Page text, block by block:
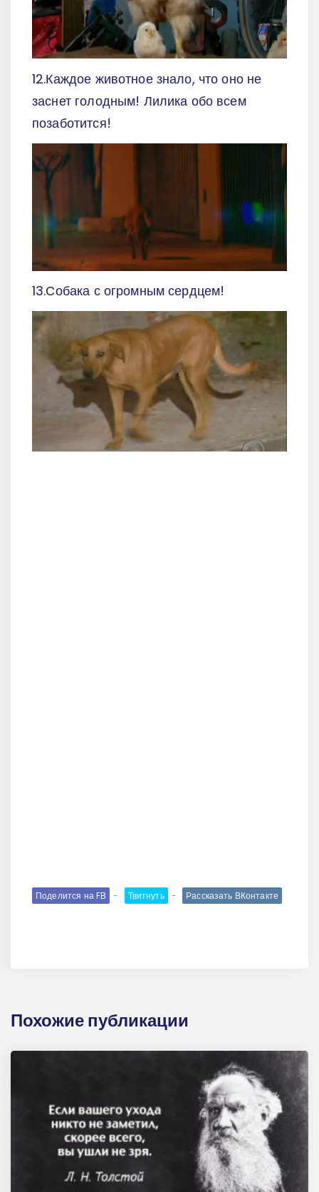
12.Каждое животное знало, что оно не
заснет голодным! Лилика обо всем
позаботится!
13.Собака с огромным сердцем!
Поделится на FB Твитнуть Рассказать ВКонтакте
Похожие публикации